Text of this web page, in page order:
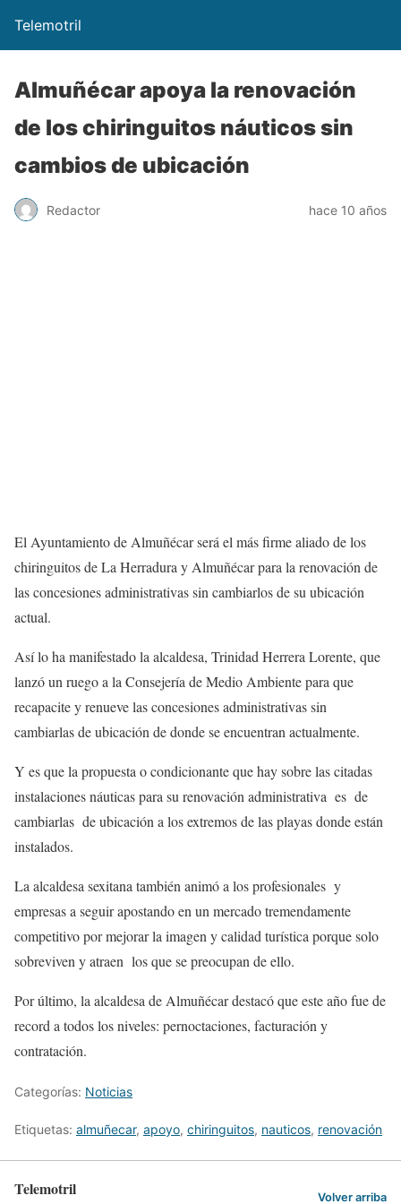
Telemotril
Almuñécar apoya la renovación
de los chiringuitos náuticos sin
cambios de ubicación
Redactor hace 10 años
El Ayuntamiento de Almuñécar será el más firme aliado de los
chiringuitos de La Herradura y Almuñécar para la renovación de
las concesiones administrativas sin cambiarlos de su ubicación
actual.
Así lo ha manifestado la alcaldesa, Trinidad Herrera Lorente, que
lanzó un ruego a la Consejería de Medio Ambiente para que
recapacite y renueve las concesiones administrativas sin
cambiarlas de ubicación de donde se encuentran actualmente.
Y es que la propuesta o condicionante que hay sobre las citadas
instalaciones náuticas para su renovación administrativa es de
cambiarlas de ubicación a los extremos de las playas donde están
instalados.
La alcaldesa sexitana también animó a los profesionales y
empresas a seguir apostando en un mercado tremendamente
competitivo por mejorar la imagen y calidad turística porque solo
sobreviven y atraen los que se preocupan de ello.
Por último, la alcaldesa de Almuñécar destacó que este año fue de
record a todos los niveles: pernoctaciones, facturación y
contratación.
Categorías: Noticias
Etiquetas: almuñecar, apoyo, chiringuitos, nauticos, renovación
Telemotril Volver arriba